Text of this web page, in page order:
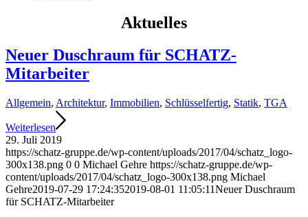
Aktuelles
Neuer Duschraum für SCHATZ-
Mitarbeiter
Allgemein, Architektur, Immobilien, Schlüsselfertig, Statik, TGA
Weiterlesen
29. Juli 2019
https://schatz-gruppe.de/wp-content/uploads/2017/04/schatz_logo-
300x138.png 0 0 Michael Gehre https://schatz-gruppe.de/wp-
content/uploads/2017/04/schatz_logo-300x138.png Michael
Gehre2019-07-29 17:24:352019-08-01 11:05:11Neuer Duschraum
für SCHATZ-Mitarbeiter